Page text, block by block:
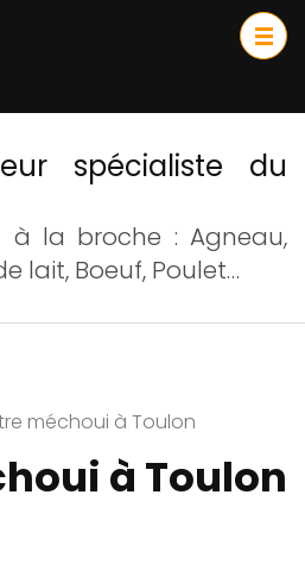
spécialiste du
à la broche : Agneau,
lait, Boeuf, Poulet…
méchoui à Toulon
à Toulon